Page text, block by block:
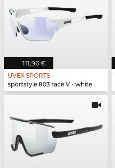
111,96 €
UVEX SPORTS
sportstyle 803 race V - white